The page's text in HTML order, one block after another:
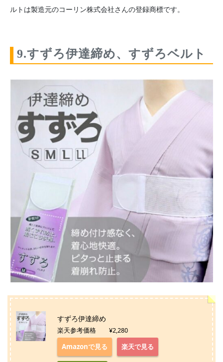
ルトは製造元のコーリン株式会社さんの登録商標です。
9.すずろ伊達締め、すずろベルト
すずろ伊達締め
楽天参考価格 ¥2,280
Amazonで見る 楽天で見る